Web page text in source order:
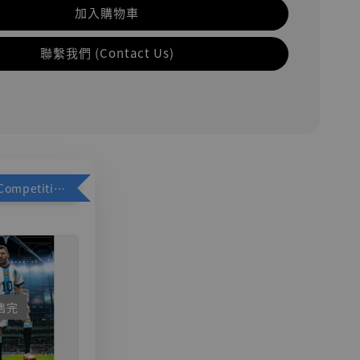
加入購物車
聯繫我們 (Contact Us)
加購優惠【Competitive Toys 梅西 [CM001]】
完